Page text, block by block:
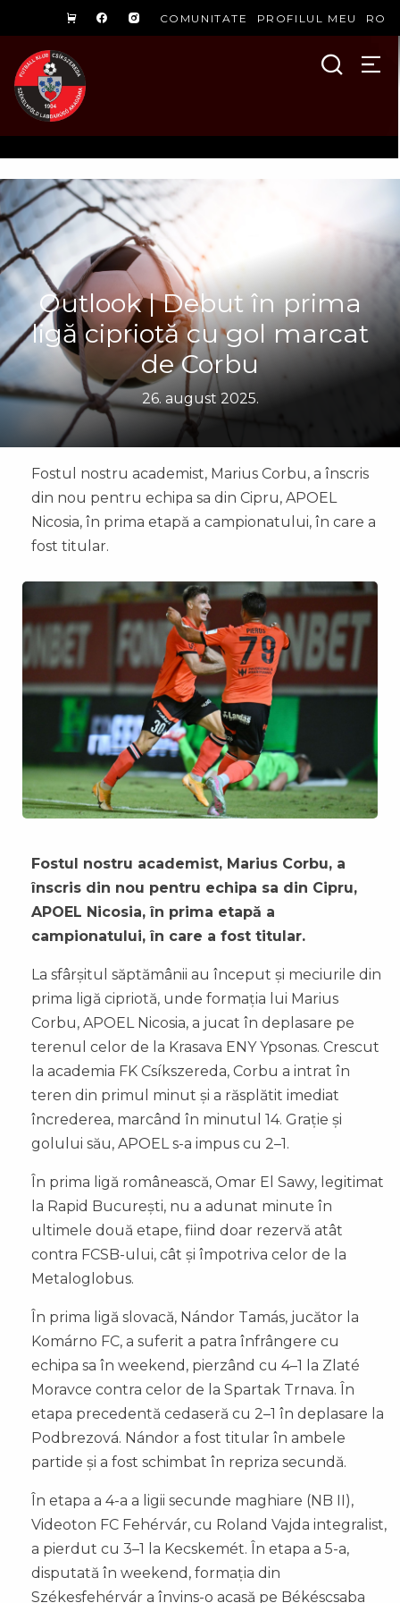
COMUNITATE PROFILUL MEU RO
Outlook | Debut în prima
ligă cipriotă cu gol marcat
de Corbu
26. august 2025.
Fostul nostru academist, Marius Corbu, a înscris
din nou pentru echipa sa din Cipru, APOEL
Nicosia, în prima etapă a campionatului, în care a
fost titular.
Fostul nostru academist, Marius Corbu, a
înscris din nou pentru echipa sa din Cipru,
APOEL Nicosia, în prima etapă a
campionatului, în care a fost titular.
La sfârșitul săptămânii au început și meciurile din
prima ligă cipriotă, unde formația lui Marius
Corbu, APOEL Nicosia, a jucat în deplasare pe
terenul celor de la Krasava ENY Ypsonas. Crescut
la academia FK Csíkszereda, Corbu a intrat în
teren din primul minut și a răsplătit imediat
încrederea, marcând în minutul 14. Grație și
golului său, APOEL s-a impus cu 2–1.
În prima ligă românească, Omar El Sawy, legitimat
la Rapid București, nu a adunat minute în
ultimele două etape, fiind doar rezervă atât
contra FCSB-ului, cât și împotriva celor de la
Metaloglobus.
În prima ligă slovacă, Nándor Tamás, jucător la
Komárno FC, a suferit a patra înfrângere cu
echipa sa în weekend, pierzând cu 4–1 la Zlaté
Moravce contra celor de la Spartak Trnava. În
etapa precedentă cedaseră cu 2–1 în deplasare la
Podbrezová. Nándor a fost titular în ambele
partide și a fost schimbat în repriza secundă.
În etapa a 4-a a ligii secunde maghiare (NB II),
Videoton FC Fehérvár, cu Roland Vajda integralist,
a pierdut cu 3–1 la Kecskemét. În etapa a 5-a,
disputată în weekend, formația din
Székesfehérvár a învins-o acasă pe Békéscsaba